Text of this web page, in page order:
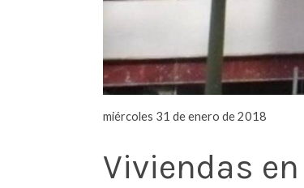
miércoles 31 de enero de 2018
Viviendas en